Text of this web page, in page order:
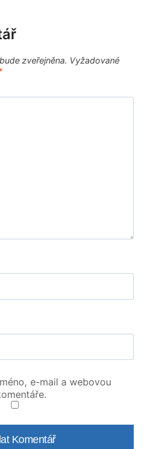
zveřejněna. Vyžadované
e-mail a webovou